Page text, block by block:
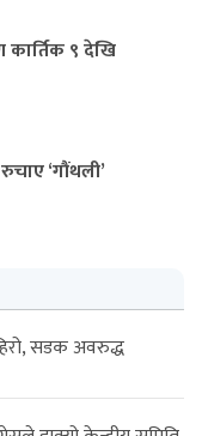
९ देखि
‘गौंथली’
सडक अवरुद्ध